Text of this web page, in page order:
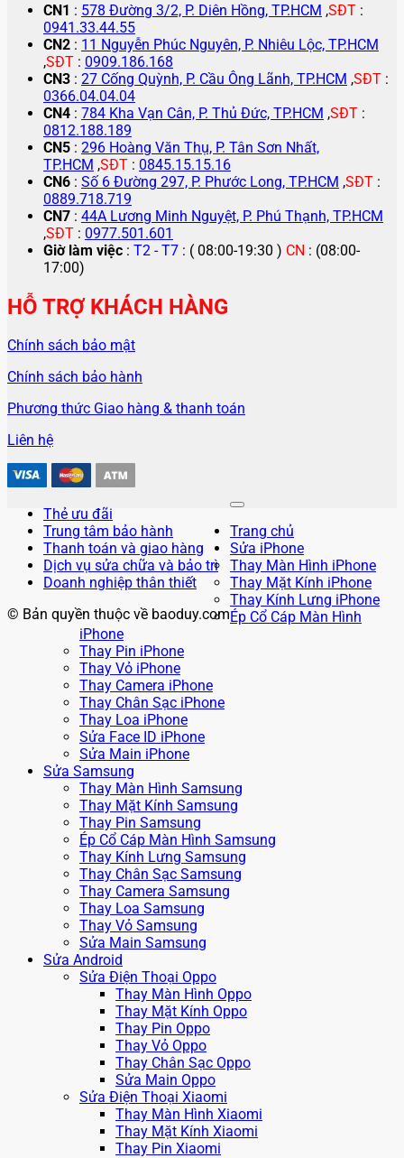
CN1 : 578 Đường 3/2, P. Diên Hồng, TP.HCM ,SĐT :
0941.33.44.55
CN2 : 11 Nguyễn Phúc Nguyên, P. Nhiêu Lộc, TP.HCM
,SĐT : 0909.186.168
CN3 : 27 Cống Quỳnh, P. Cầu Ông Lãnh, TP.HCM ,SĐT :
0366.04.04.04
CN4 : 784 Kha Vạn Cân, P. Thủ Đức, TP.HCM ,SĐT :
0812.188.189
CN5 : 296 Hoàng Văn Thụ, P. Tân Sơn Nhất,
TP.HCM ,SĐT : 0845.15.15.16
CN6 : Số 6 Đường 297, P. Phước Long, TP.HCM ,SĐT :
0889.718.719
CN7 : 44A Lương Minh Nguyệt, P. Phú Thạnh, TP.HCM
,SĐT : 0977.501.601
Giờ làm việc : T2 - T7 : ( 08:00-19:30 ) CN : (08:00-
17:00)
HỖ TRỢ KHÁCH HÀNG
Chính sách bảo mật
Chính sách bảo hành
Phương thức Giao hàng & thanh toán
Liên hệ
Thẻ ưu đãi
Trung tâm bảo hành
Thanh toán và giao hàng
Dịch vụ sửa chữa và bảo trì
Doanh nghiệp thân thiết
© Bản quyền thuộc về baoduy.com
Trang chủ
Sửa iPhone
Thay Màn Hình iPhone
Thay Mặt Kính iPhone
Thay Kính Lưng iPhone
Ép Cổ Cáp Màn Hình
iPhone
Thay Pin iPhone
Thay Vỏ iPhone
Thay Camera iPhone
Thay Chân Sạc iPhone
Thay Loa iPhone
Sửa Face ID iPhone
Sửa Main iPhone
Sửa Samsung
Thay Màn Hình Samsung
Thay Mặt Kính Samsung
Thay Pin Samsung
Ép Cổ Cáp Màn Hình Samsung
Thay Kính Lưng Samsung
Thay Chân Sạc Samsung
Thay Camera Samsung
Thay Loa Samsung
Thay Vỏ Samsung
Sửa Main Samsung
Sửa Android
Sửa Điện Thoại Oppo
Thay Màn Hình Oppo
Thay Mặt Kính Oppo
Thay Pin Oppo
Thay Vỏ Oppo
Thay Chân Sạc Oppo
Sửa Main Oppo
Sửa Điện Thoại Xiaomi
Thay Màn Hình Xiaomi
Thay Mặt Kính Xiaomi
Thay Pin Xiaomi